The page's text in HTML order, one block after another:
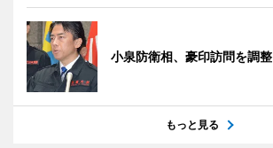
小泉防衛相、豪印訪問を調整
もっと見る